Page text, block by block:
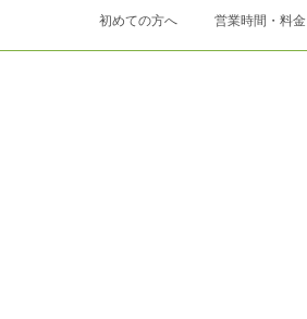
初めての方へ 営業時間・料金